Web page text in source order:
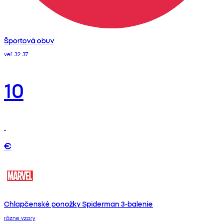
Športová obuv
veľ. 32-37
10
€
Chlapčenské ponožky Spiderman 3-balenie
rôzne vzory